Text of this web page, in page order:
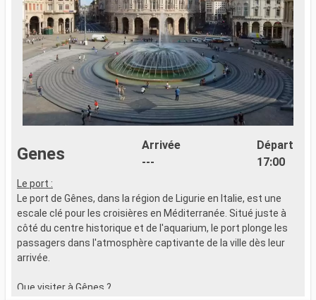
Genes
Arrivée
---
Départ
17:00
Le port :
Le port de Gênes, dans la région de Ligurie en Italie, est une
escale clé pour les croisières en Méditerranée. Situé juste à
côté du centre historique et de l'aquarium, le port plonge les
passagers dans l'atmosphère captivante de la ville dès leur
arrivée.
Que visiter à Gênes ?